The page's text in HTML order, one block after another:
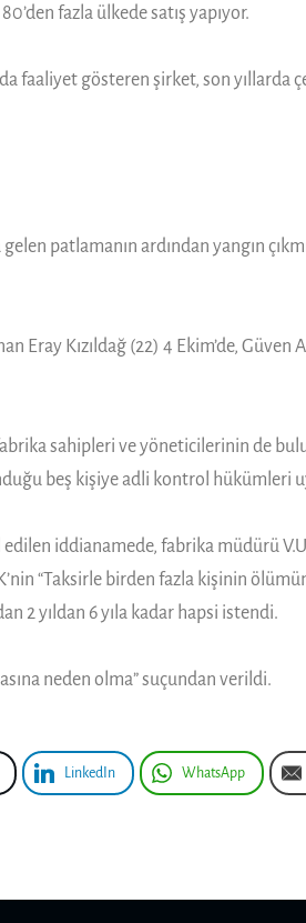
fazla ülkede satış yapıyor.
da faaliyet gösteren şirket, son
patlamanın ardından yangın
Eray Kızıldağ (22) 4 Ekim’de,
sahipleri ve yöneticilerinin de
beş kişiye adli kontrol hükümleri
edilen iddianamede, fabrika müdürü
“Taksirle birden fazla kişinin
2 yıldan 6 yıla kadar hapsi istendi.
neden olma” suçundan verildi.
LinkedIn WhatsApp